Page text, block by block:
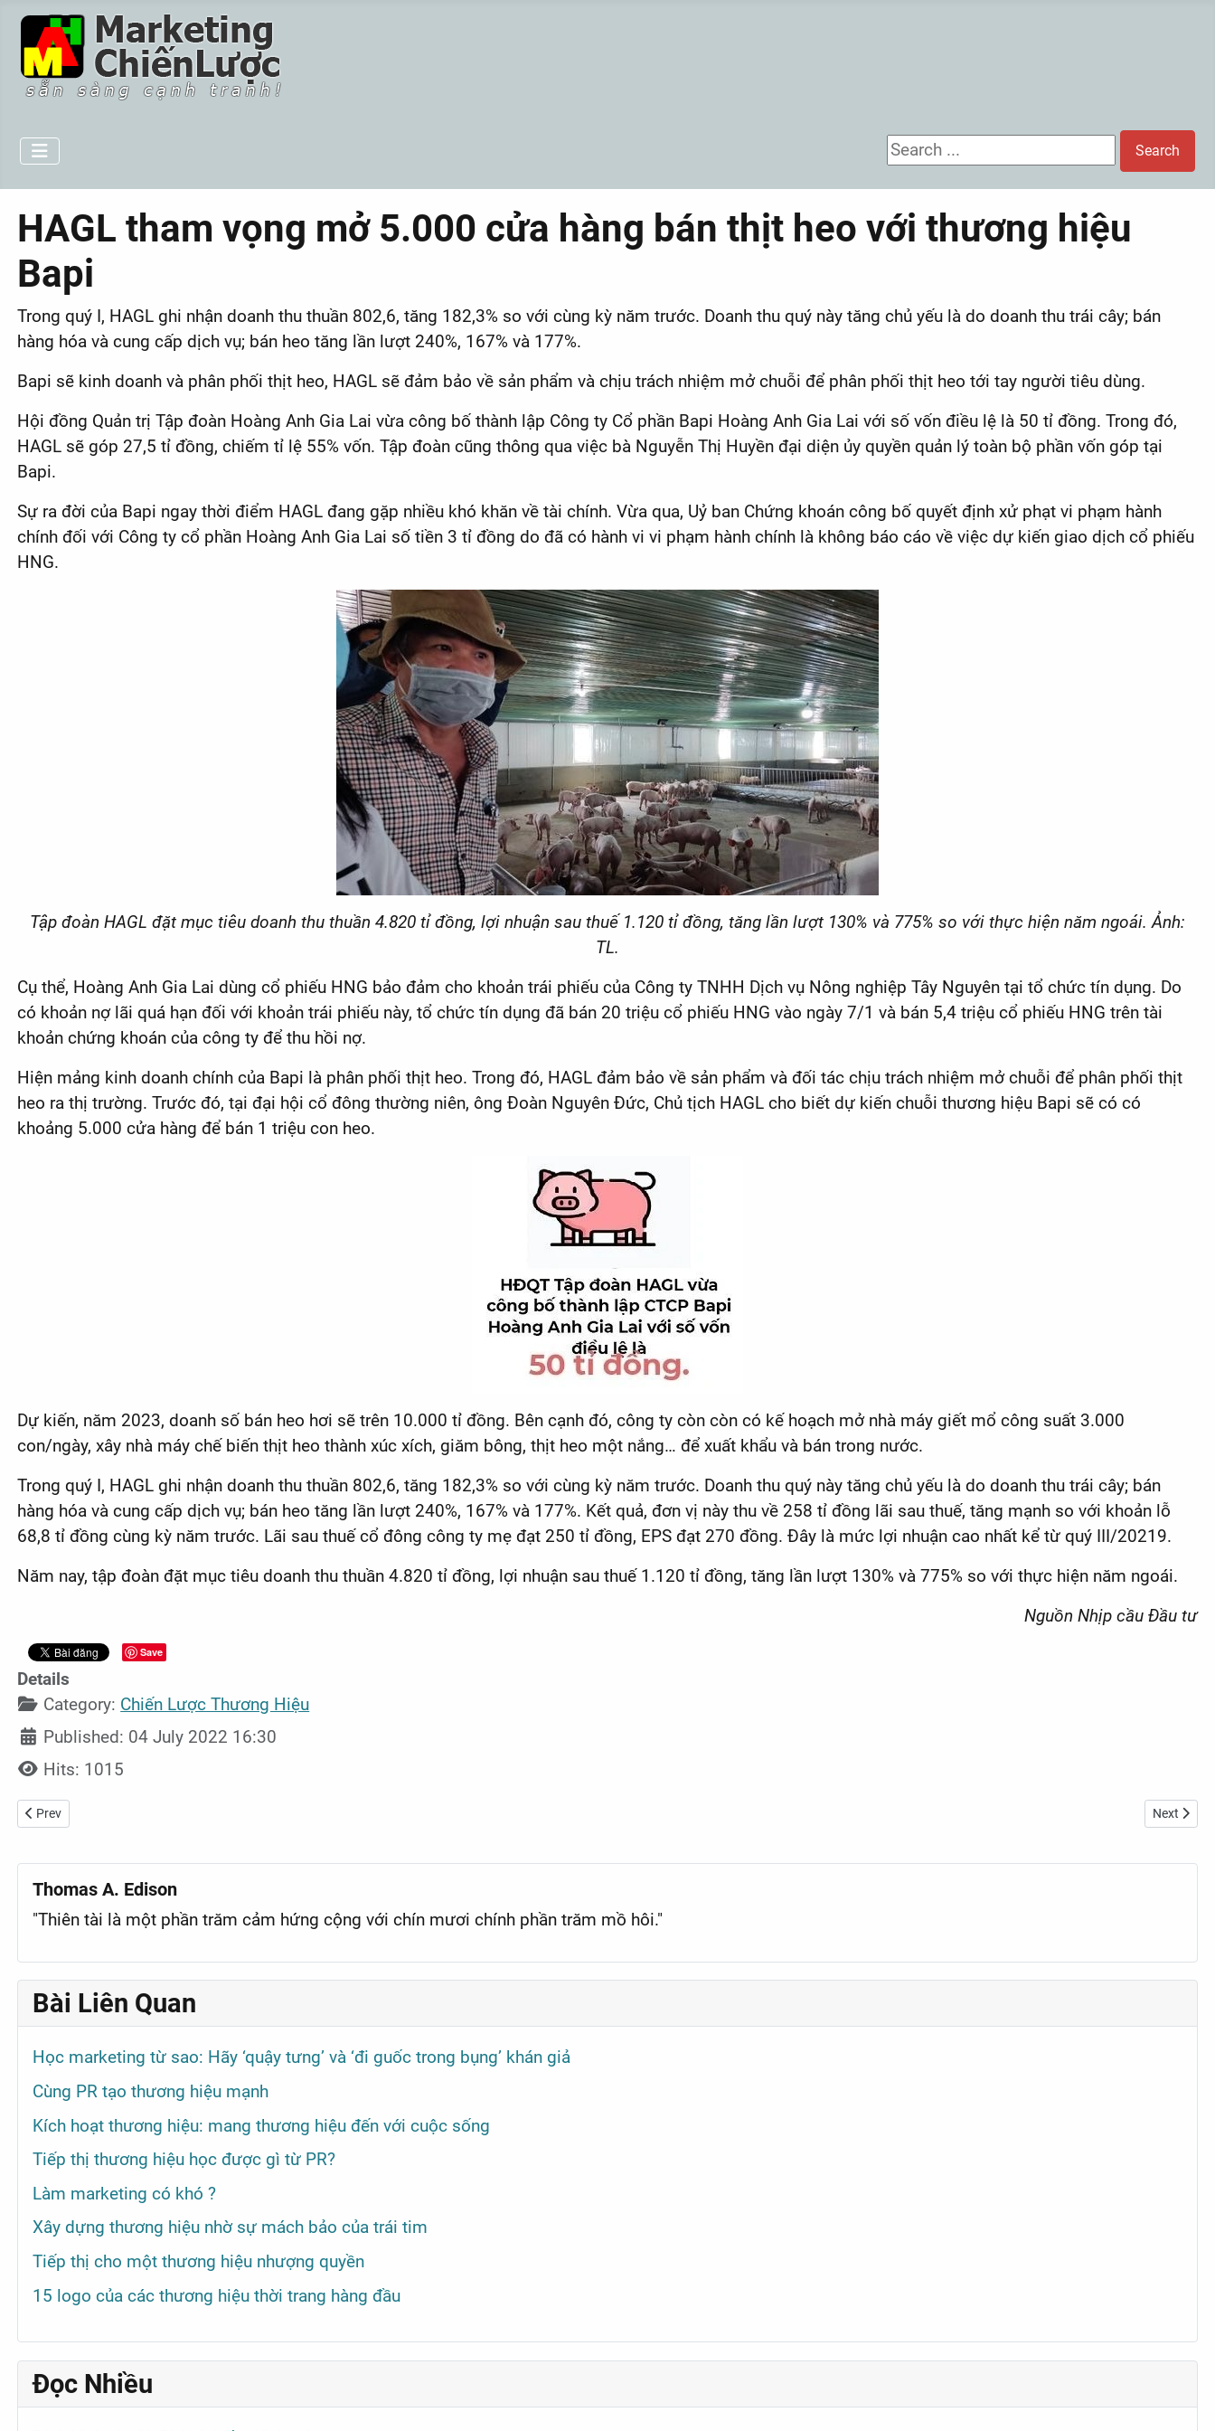
Search ... Search
HAGL tham vọng mở 5.000 cửa hàng bán thịt heo với thương hiệu
Bapi
Trong quý I, HAGL ghi nhận doanh thu thuần 802,6, tăng 182,3% so với cùng kỳ năm trước. Doanh thu quý này tăng chủ yếu là do doanh thu trái cây; bán
hàng hóa và cung cấp dịch vụ; bán heo tăng lần lượt 240%, 167% và 177%.
Bapi sẽ kinh doanh và phân phối thịt heo, HAGL sẽ đảm bảo về sản phẩm và chịu trách nhiệm mở chuỗi để phân phối thịt heo tới tay người tiêu dùng.
Hội đồng Quản trị Tập đoàn Hoàng Anh Gia Lai vừa công bố thành lập Công ty Cổ phần Bapi Hoàng Anh Gia Lai với số vốn điều lệ là 50 tỉ đồng. Trong đó,
HAGL sẽ góp 27,5 tỉ đồng, chiếm tỉ lệ 55% vốn. Tập đoàn cũng thông qua việc bà Nguyễn Thị Huyền đại diện ủy quyền quản lý toàn bộ phần vốn góp tại
Bapi.
Sự ra đời của Bapi ngay thời điểm HAGL đang gặp nhiều khó khăn về tài chính. Vừa qua, Uỷ ban Chứng khoán công bố quyết định xử phạt vi phạm hành
chính đối với Công ty cổ phần Hoàng Anh Gia Lai số tiền 3 tỉ đồng do đã có hành vi vi phạm hành chính là không báo cáo về việc dự kiến giao dịch cổ phiếu
HNG.
Tập đoàn HAGL đặt mục tiêu doanh thu thuần 4.820 tỉ đồng, lợi nhuận sau thuế 1.120 tỉ đồng, tăng lần lượt 130% và 775% so với thực hiện năm ngoái. Ảnh:
TL.
Cụ thể, Hoàng Anh Gia Lai dùng cổ phiếu HNG bảo đảm cho khoản trái phiếu của Công ty TNHH Dịch vụ Nông nghiệp Tây Nguyên tại tổ chức tín dụng. Do
có khoản nợ lãi quá hạn đối với khoản trái phiếu này, tổ chức tín dụng đã bán 20 triệu cổ phiếu HNG vào ngày 7/1 và bán 5,4 triệu cổ phiếu HNG trên tài
khoản chứng khoán của công ty để thu hồi nợ.
Hiện mảng kinh doanh chính của Bapi là phân phối thịt heo. Trong đó, HAGL đảm bảo về sản phẩm và đối tác chịu trách nhiệm mở chuỗi để phân phối thịt
heo ra thị trường. Trước đó, tại đại hội cổ đông thường niên, ông Đoàn Nguyên Đức, Chủ tịch HAGL cho biết dự kiến chuỗi thương hiệu Bapi sẽ có có
khoảng 5.000 cửa hàng để bán 1 triệu con heo.
Dự kiến, năm 2023, doanh số bán heo hơi sẽ trên 10.000 tỉ đồng. Bên cạnh đó, công ty còn còn có kế hoạch mở nhà máy giết mổ công suất 3.000
con/ngày, xây nhà máy chế biến thịt heo thành xúc xích, giăm bông, thịt heo một nắng… để xuất khẩu và bán trong nước.
Trong quý I, HAGL ghi nhận doanh thu thuần 802,6, tăng 182,3% so với cùng kỳ năm trước. Doanh thu quý này tăng chủ yếu là do doanh thu trái cây; bán
hàng hóa và cung cấp dịch vụ; bán heo tăng lần lượt 240%, 167% và 177%. Kết quả, đơn vị này thu về 258 tỉ đồng lãi sau thuế, tăng mạnh so với khoản lỗ
68,8 tỉ đồng cùng kỳ năm trước. Lãi sau thuế cổ đông công ty mẹ đạt 250 tỉ đồng, EPS đạt 270 đồng. Đây là mức lợi nhuận cao nhất kể từ quý III/20219.
Năm nay, tập đoàn đặt mục tiêu doanh thu thuần 4.820 tỉ đồng, lợi nhuận sau thuế 1.120 tỉ đồng, tăng lần lượt 130% và 775% so với thực hiện năm ngoái.
Nguồn Nhịp cầu Đầu tư
Save
Details
Category: Chiến Lược Thương Hiệu
Published: 04 July 2022 16:30
Hits: 1015
Previous article: Burger King “đánh thức vị giác” thực khách với quảng cáo hấp dẫn
Prev Next
Next
Thomas A. Edison
"Thiên tài là một phần trăm cảm hứng cộng với chín mươi chính phần trăm mồ hôi."
Bài Liên Quan
Học marketing từ sao: Hãy ‘quậy tưng’ và ‘đi guốc trong bụng’ khán giả
Cùng PR tạo thương hiệu mạnh
Kích hoạt thương hiệu: mang thương hiệu đến với cuộc sống
Tiếp thị thương hiệu học được gì từ PR?
Làm marketing có khó ?
Xây dựng thương hiệu nhờ sự mách bảo của trái tim
Tiếp thị cho một thương hiệu nhượng quyền
15 logo của các thương hiệu thời trang hàng đầu
Đọc Nhiều